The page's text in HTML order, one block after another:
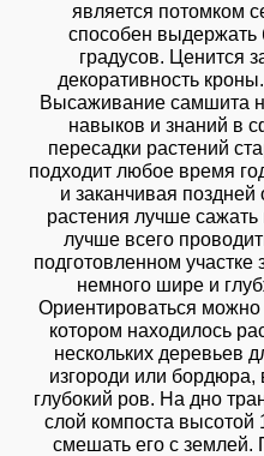
является потомком
способен выдержать
градусов. Ценится
декоративность
Высаживание самшита
навыков и знаний в
пересадки растений
подходит любое время
и заканчивая
растения лучше
лучше всего
подготовленном
немного шире и
Ориентироваться
котором находилось
нескольких деревьев
изгороди или
глубокий ров. На дно
слой компоста
смешать его с землей.